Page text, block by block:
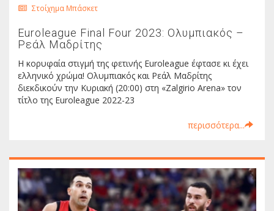
Στοίχημα Μπάσκετ
Euroleague Final Four 2023: Ολυμπιακός –
Ρεάλ Μαδρίτης
Η κορυφαία στιγμή της φετινής Euroleague έφτασε κι έχει
ελληνικό χρώμα! Ολυμπιακός και Ρεάλ Μαδρίτης
διεκδικούν την Κυριακή (20:00) στη «Zalgirio Arena» τον
τίτλο της Euroleague 2022-23
περισσότερα...